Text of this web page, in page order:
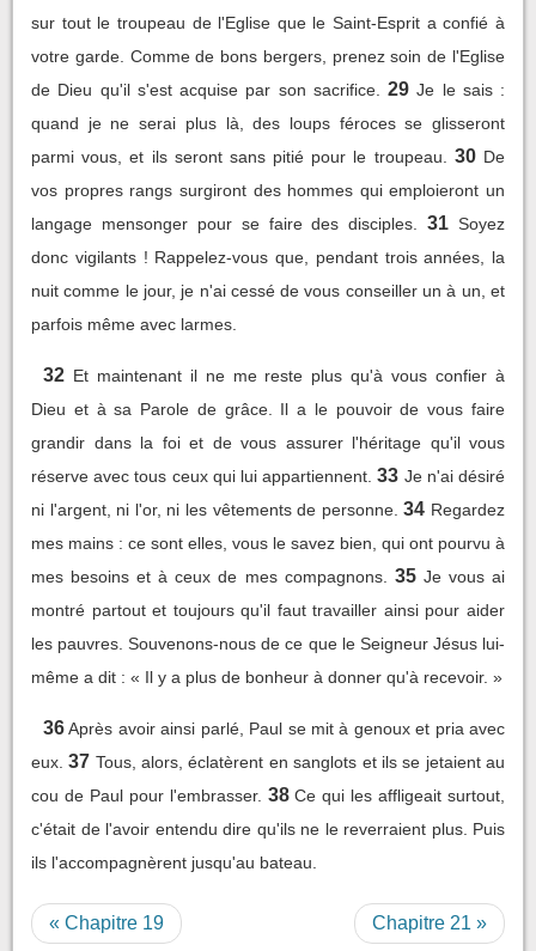
sur tout le troupeau de l'Eglise que le Saint-Esprit a confié à
votre garde. Comme de bons bergers, prenez soin de l'Eglise
de Dieu qu'il s'est acquise par son sacrifice.
29 Je le sais :
quand je ne serai plus là, des loups féroces se glisseront
parmi vous, et ils seront sans pitié pour le troupeau.
30 De
vos propres rangs surgiront des hommes qui emploieront un
langage mensonger pour se faire des disciples.
31 Soyez
donc vigilants ! Rappelez-vous que, pendant trois années, la
nuit comme le jour, je n'ai cessé de vous conseiller un à un, et
parfois même avec larmes.
32 Et maintenant il ne me reste plus qu'à vous confier à
Dieu et à sa Parole de grâce. Il a le pouvoir de vous faire
grandir dans la foi et de vous assurer l'héritage qu'il vous
réserve avec tous ceux qui lui appartiennent. 33 Je n'ai désiré
ni l'argent, ni l'or, ni les vêtements de personne. 34 Regardez
mes mains : ce sont elles, vous le savez bien, qui ont pourvu à
mes besoins et à ceux de mes compagnons.
35 Je vous ai
montré partout et toujours qu'il faut travailler ainsi pour aider
les pauvres. Souvenons-nous de ce que le Seigneur Jésus lui-
même a dit : « Il y a plus de bonheur à donner qu'à recevoir. »
36 Après avoir ainsi parlé, Paul se mit à genoux et pria avec
eux. 37 Tous, alors, éclatèrent en sanglots et ils se jetaient au
cou de Paul pour l'embrasser. 38 Ce qui les affligeait surtout,
c'était de l'avoir entendu dire qu'ils ne le reverraient plus. Puis
ils l'accompagnèrent jusqu'au bateau.
« Chapitre 19 Chapitre 21 »